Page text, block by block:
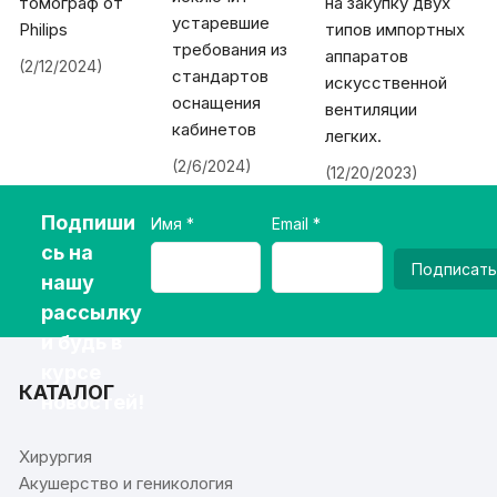
Philips
(2/12/2024)
устаревшие
требования из
стандартов
оснащения
кабинетов
(2/6/2024)
типов импортных
аппаратов
искусственной
вентиляции
легких.
(12/20/2023)
Подпиши
сь на
нашу
рассылку
и будь в
новостей!
Имя Email
КАТАЛОГ
Хирургия
Акушерство и геникология